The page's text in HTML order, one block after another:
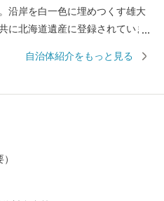
沿岸を白一色に埋めつくす雄大
に北海道遺産に登録されていま
鮭などの豊富な魚介類を味わえ
自治体紹介をもっと見る